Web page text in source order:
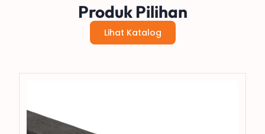
Produk Pilihan
Lihat Katalog